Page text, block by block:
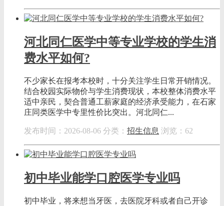
河北同仁医学中等专业学校的学生消
费水平如何?
不少家长在报考本校时，十分关注学生日常开销情况。
结合校园实际物价与学生消费现状，本校整体消费水平
适中亲民，契合普通工薪家庭的经济承受能力，在石家
庄同类医学中专里性价比突出。河北同仁...
发布时间：2026-08-06 分类： 招生信息 浏览：62
初中毕业能学口腔医学专业吗
初中毕业，将来想当牙医，去医院牙科或者自己开诊